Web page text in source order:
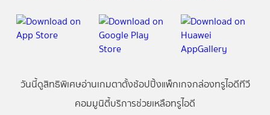
วันนี้ดูสิทธิพิเศษอ่านเกมตาตั้งช้อปปิ้งแพ็กเกจกล่องทรูไอดีทีวี
คอมมูนิตี้บริการช่วยเหลือทรูไอดี